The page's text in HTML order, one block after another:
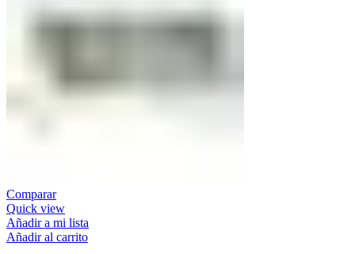
Comparar
Quick view
Añadir a mi lista
Añadir al carrito